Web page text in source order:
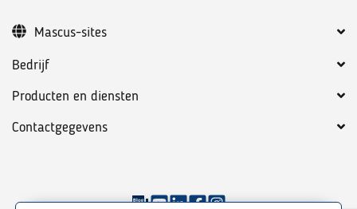
Bedrijf
Producten en diensten
Contactgegevens
Mascus-sites